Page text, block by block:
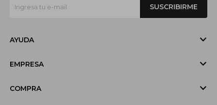
SUSCRIBIRME
AYUDA
EMPRESA
COMPRA